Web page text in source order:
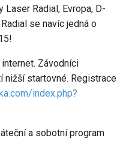
Radial, Evropa, D-
se navíc jedná o
Závodníci
nižší startovné. Registrace
index.php?
a sobotní program